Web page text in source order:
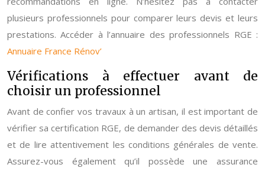
plusieurs professionnels pour comparer leurs devis et leurs
prestations. Accéder à l’annuaire des professionnels RGE :
Annuaire France Rénov’
Vérifications à effectuer avant de
choisir un professionnel
Avant de confier vos travaux à un artisan, il est important de
vérifier sa certification RGE, de demander des devis détaillés
et de lire attentivement les conditions générales de vente.
Assurez-vous également qu’il possède une assurance